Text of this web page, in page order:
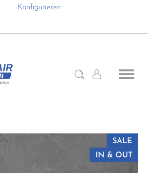
Konfigurieren
SALE
IN & OUT